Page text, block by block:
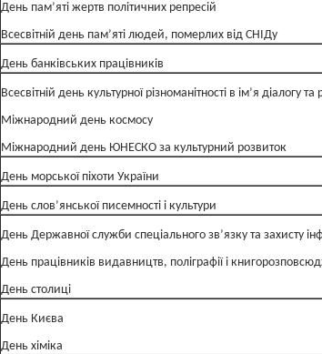
День пам’яті жертв політичних репресій
Всесвітній день пам’яті людей, померлих від СНІДу
День банківських працівників
Всесвітній день культурної різноманітності в ім’я діалогу та
Міжнародний день космосу
Міжнародний день ЮНЕСКО за культурний розвиток
День морської піхоти України
День слов’янської писемності i культури
День Державної служби спеціального зв’язку та захисту
День працівників видавництв, поліграфії i
День столиці
День Києва
День хіміка